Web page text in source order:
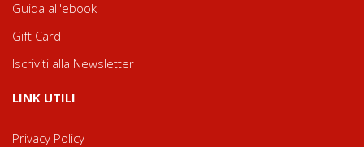
Guida all'ebook
Gift Card
Iscriviti alla Newsletter
LINK UTILI
Privacy Policy